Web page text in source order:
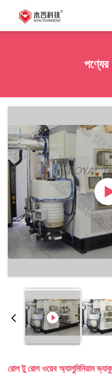
পণ্যের
রোল টু রোল ওয়েব অ্যালুমিনিয়াম